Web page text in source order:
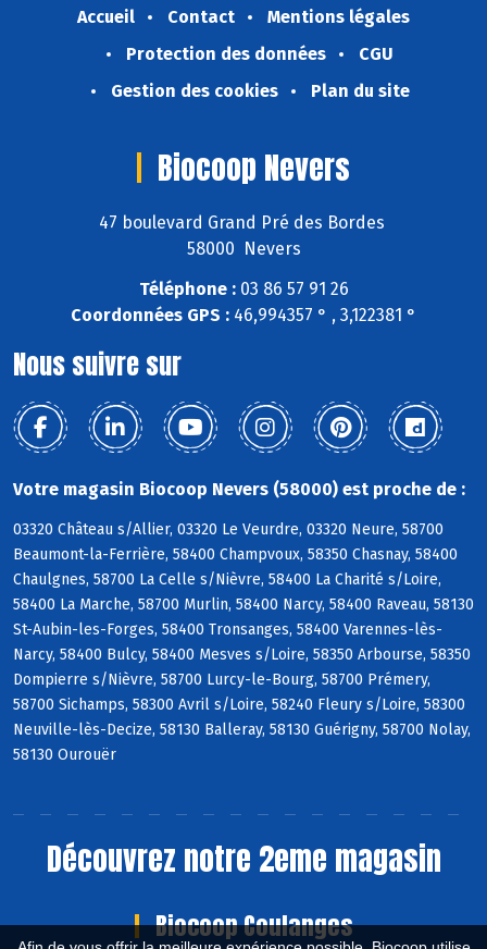
Accueil Contact
Mentions légales
Protection des données
CGU
Gestion des cookies
Plan du site
Biocoop Nevers
47 boulevard Grand Pré des Bordes
58000 Nevers
Téléphone :03 86 57 91 26
Coordonnées GPS : 46,994357 ° , 3,122381 °
Nous suivre sur
Votre magasin Biocoop Nevers (58000) est proche de :
03320 Château s/Allier, 03320 Le Veurdre, 03320 Neure, 58700
Beaumont-la-Ferrière, 58400 Champvoux, 58350 Chasnay, 58400
Chaulgnes, 58700 La Celle s/Nièvre, 58400 La Charité s/Loire,
58400 La Marche, 58700 Murlin, 58400 Narcy, 58400 Raveau, 58130
St-Aubin-les-Forges, 58400 Tronsanges, 58400 Varennes-lès-
Narcy, 58400 Bulcy, 58400 Mesves s/Loire, 58350 Arbourse, 58350
Dompierre s/Nièvre, 58700 Lurcy-le-Bourg, 58700 Prémery,
58700 Sichamps, 58300 Avril s/Loire, 58240 Fleury s/Loire, 58300
Neuville-lès-Decize, 58130 Balleray, 58130 Guérigny, 58700 Nolay,
58130 Ourouër
Découvrez notre 2eme magasin
Biocoop Coulanges